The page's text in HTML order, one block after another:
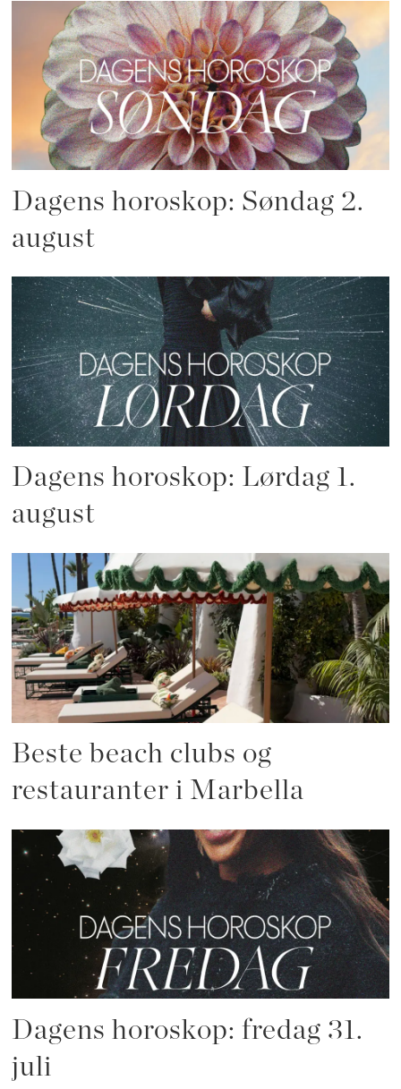
Dagens horoskop: Søndag 2.
august
Dagens horoskop: Lørdag 1.
august
Beste beach clubs og
restauranter i Marbella
Dagens horoskop: fredag 31.
juli